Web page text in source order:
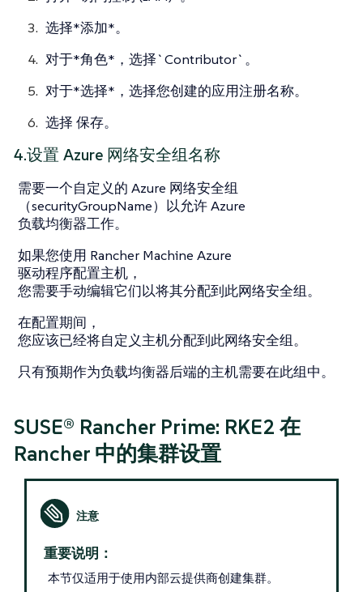
选择*添加*。
对于*角色*，选择`Contributor`。
对于*选择*，选择您创建的应用注册名称。
选择 保存。
4.设置 Azure 网络安全组名称
需要一个自定义的 Azure 网络安全组
（securityGroupName）以允许 Azure
负载均衡器工作。
如果您使用 Rancher Machine Azure
驱动程序配置主机，
您需要手动编辑它们以将其分配到此网络安全组。
在配置期间，
您应该已经将自定义主机分配到此网络安全组。
只有预期作为负载均衡器后端的主机需要在此组中。
SUSE® Rancher Prime: RKE2 在
Rancher 中的集群设置
重要说明：
本节仅适用于使用内部云提供商创建集群。